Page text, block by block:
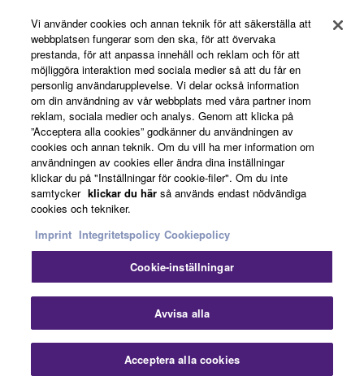
"Includes Cubase AI"
Vi använder cookies och annan teknik för att säkerställa att
webbplatsen fungerar som den ska, för att övervaka
prestanda, för att anpassa innehåll och reklam och för att
möjliggöra interaktion med sociala medier så att du får en
personlig användarupplevelse. Vi delar också information
om din användning av vår webbplats med våra partner inom
reklam, sociala medier och analys. Genom att klicka på
”Acceptera alla cookies” godkänner du användningen av
cookies och annan teknik. Om du vill ha mer information om
användningen av cookies eller ändra dina inställningar
klickar du på "Inställningar för cookie-filer". Om du inte
samtycker klickar du här så används endast nödvändiga
cookies och tekniker.
Imprint Integritetspolicy Cookiepolicy
Cookie-inställningar
Avvisa alla
Acceptera alla cookies